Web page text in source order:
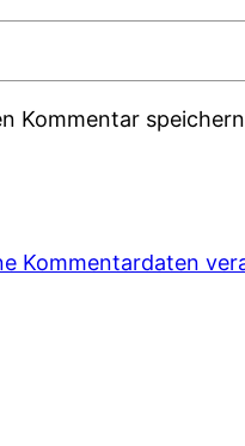
Kommentar
Kommentardaten